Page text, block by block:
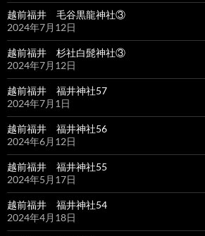
越前福井 毛谷黒龍神社③
2024年7月12日
越前福井 杉社白髭神社③
2024年7月12日
越前福井 福井神社57
2024年7月1日
越前福井 福井神社56
2024年6月12日
越前福井 福井神社55
2024年5月17日
越前福井 福井神社54
2024年4月18日